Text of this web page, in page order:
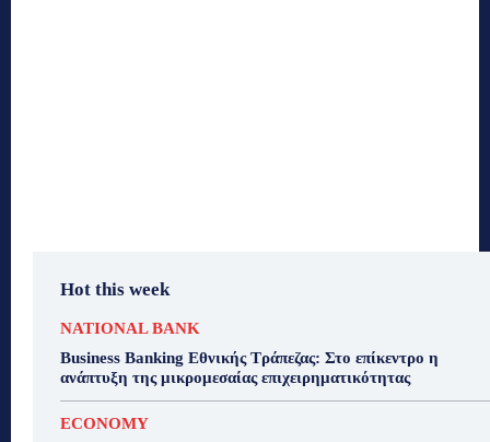
Hot this week
NATIONAL BANK
Business Banking Εθνικής Τράπεζας: Στο επίκεντρο η
ανάπτυξη της μικρομεσαίας επιχειρηματικότητας
ECONOMY